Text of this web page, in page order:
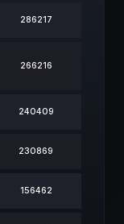
OBRAŻENIA
286217
266216
240409
230869
156462